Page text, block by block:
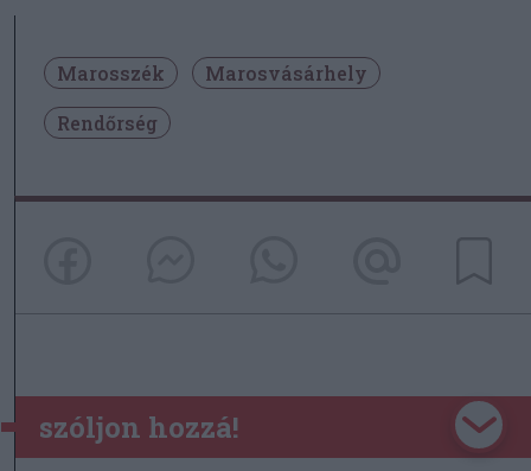
Marosszék
Marosvásárhely
Rendőrség
szóljon hozzá!